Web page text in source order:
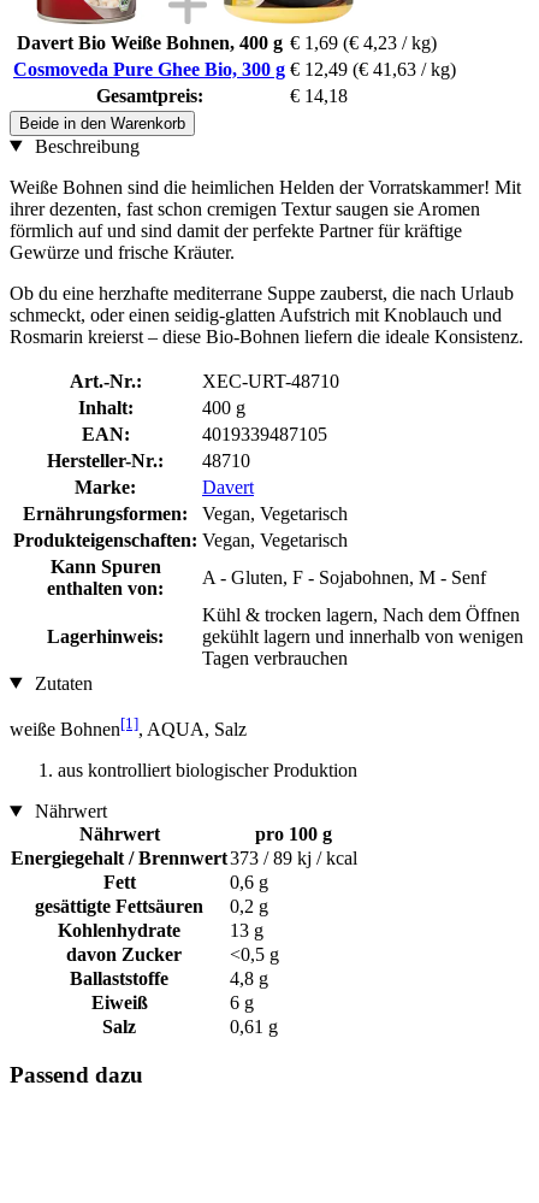
Davert Bio Weiße Bohnen, 400 g € 1,69 (€ 4,23 / kg)
Cosmoveda Pure Ghee Bio, 300 g € 12,49 (€ 41,63 / kg)
Gesamtpreis:
€ 14,18
Beide in den Warenkorb
Beschreibung
Weiße Bohnen sind die heimlichen Helden der Vorratskammer! Mit
ihrer dezenten, fast schon cremigen Textur saugen sie Aromen
förmlich auf und sind damit der perfekte Partner für kräftige
Gewürze und frische Kräuter.
Ob du eine herzhafte mediterrane Suppe zauberst, die nach Urlaub
schmeckt, oder einen seidig-glatten Aufstrich mit Knoblauch und
Rosmarin kreierst – diese Bio-Bohnen liefern die ideale Konsistenz.
Art.-Nr.:
XEC-URT-48710
Inhalt:
400 g
EAN:
4019339487105
Hersteller-Nr.:
48710
Marke:
Davert
Ernährungsformen:
Vegan, Vegetarisch
Produkteigenschaften: Vegan, Vegetarisch
Kann Spuren
enthalten von:
A - Gluten, F - Sojabohnen, M - Senf
Lagerhinweis:
Kühl & trocken lagern, Nach dem Öffnen
gekühlt lagern und innerhalb von wenigen
Tagen verbrauchen
Zutaten
weiße Bohnen[1], AQUA, Salz
aus kontrolliert biologischer Produktion
Nährwert
Nährwert
pro 100 g
Energiegehalt / Brennwert373 / 89 kj / kcal
Fett
0,6 g
gesättigte Fettsäuren
0,2 g
Kohlenhydrate
13 g
davon Zucker
<0,5 g
Ballaststoffe
4,8 g
Eiweiß
6 g
Salz
0,61 g
Passend dazu